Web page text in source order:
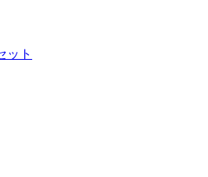
ット